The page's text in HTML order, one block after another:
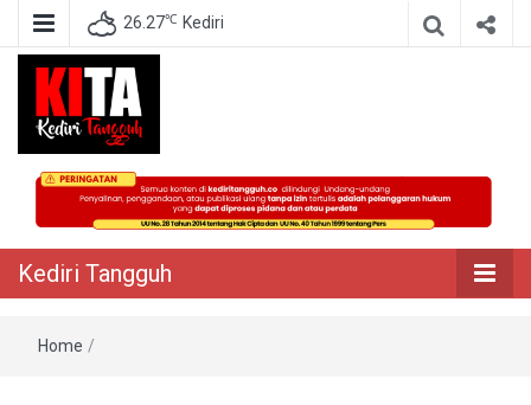
26.27℃ Kediri
Kediri Tangguh
Berita Akurat Terpercaya
Kediri Tangguh
Home /